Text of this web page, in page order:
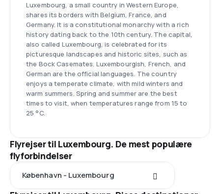
Luxembourg, a small country in Western Europe,
shares its borders with Belgium, France, and
Germany. It is a constitutional monarchy with a rich
history dating back to the 10th century. The capital,
also called Luxembourg, is celebrated for its
picturesque landscapes and historic sites, such as
the Bock Casemates. Luxembourgish, French, and
German are the official languages. The country
enjoys a temperate climate, with mild winters and
warm summers. Spring and summer are the best
times to visit, when temperatures range from 15 to
25 °C.
Flyrejser til Luxembourg. De mest populære
flyforbindelser
København - Luxembourg